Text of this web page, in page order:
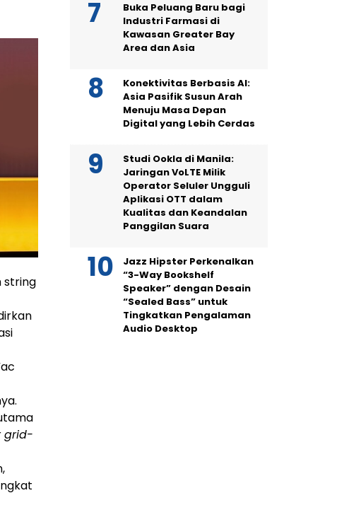
string
grid-
Buka Peluang Baru bagi
Industri Farmasi di
Kawasan Greater Bay
Area dan Asia
Konektivitas Berbasis AI:
Asia Pasifik Susun Arah
Menuju Masa Depan
Digital yang Lebih Cerdas
Studi Ookla di Manila:
Jaringan VoLTE Milik
Operator Seluler Ungguli
Aplikasi OTT dalam
Kualitas dan Keandalan
Panggilan Suara
Jazz Hipster Perkenalkan
“3-Way Bookshelf
Speaker” dengan Desain
“Sealed Bass” untuk
Tingkatkan Pengalaman
Audio Desktop